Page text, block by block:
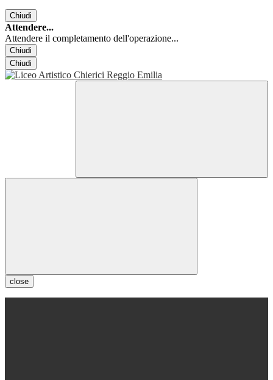
Chiudi
Attendere...
Attendere il completamento dell'operazione...
Chiudi
Chiudi
close